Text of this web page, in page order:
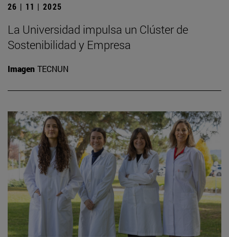
26 | 11 | 2025
La Universidad impulsa un Clúster de
Sostenibilidad y Empresa
Imagen TECNUN